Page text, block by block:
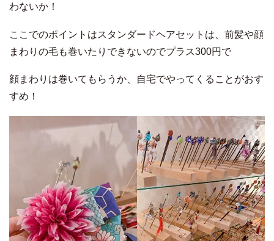
わないか！
ここでのポイントはスタンダードヘアセットは、前髪や顔
まわりの毛も巻いたりできないのでプラス300円で
顔まわりは巻いてもらうか、自宅でやってくることがおす
すめ！